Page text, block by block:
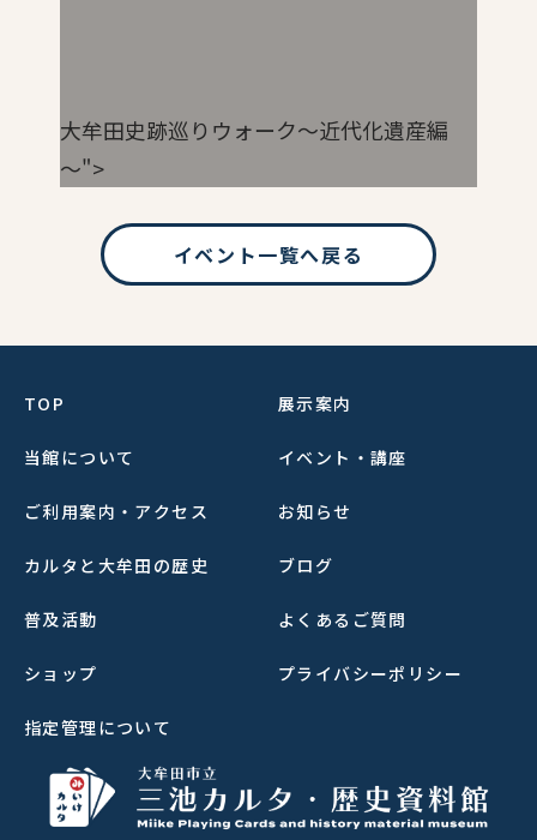
大牟田史跡巡りウォーク～近代化遺産編
～">
イベント一覧へ戻る
TOP
当館について
ご利用案内・アクセス
カルタと大牟田の歴史
普及活動
ショップ
指定管理について
展示案内
イベント・講座
お知らせ
ブログ
よくあるご質問
プライバシーポリシー